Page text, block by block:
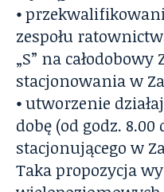
⦁
zespołu
„S” na całodobowy
stacjonowania w
⦁ utworzenie
dobę (od godz. 8.00
stacjonującego w
Taka propozycja